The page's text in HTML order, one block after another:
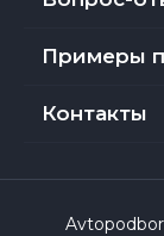
Примеры
Контакты